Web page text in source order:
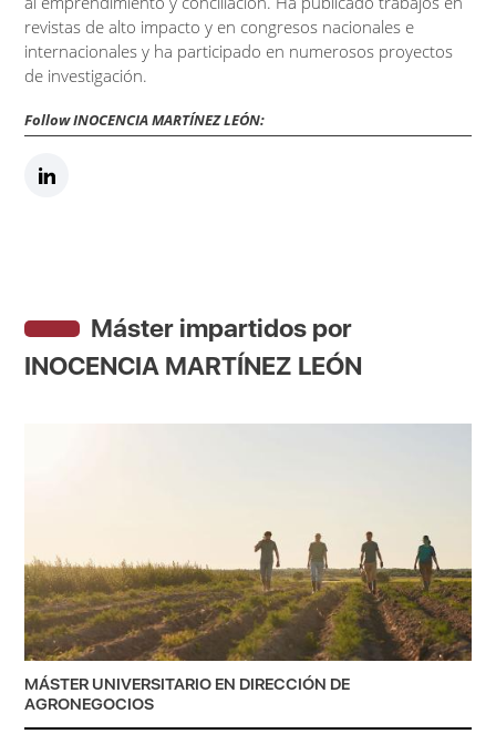
revistas de alto impacto y en congresos nacionales e
internacionales y ha participado en numerosos proyectos
de investigación.
Follow INOCENCIA MARTÍNEZ LEÓN:
Máster impartidos por
INOCENCIA MARTÍNEZ LEÓN
MÁSTER UNIVERSITARIO EN DIRECCIÓN DE
AGRONEGOCIOS